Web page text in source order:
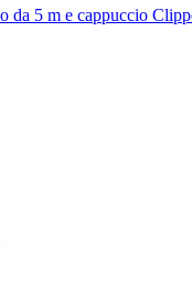
da 5 m e cappuccio